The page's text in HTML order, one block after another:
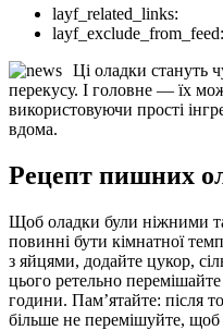
layf_related_links:
layf_exclude_from_feed:
Ці оладки стануть
перекусу. І головне — їх
використовуючи прості
вдома.
Рецепт пишних
Щоб оладки були ніжними
повинні бути кімнатної
з яйцями, додайте цукор,
цього ретельно
години. Пам’ятайте: після
більше не перемішуйте, щоб